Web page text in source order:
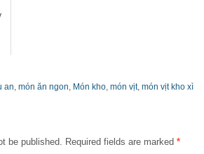
an, món ăn ngon, Món kho, món vịt, món vịt kho xì
be published. Required fields are marked *